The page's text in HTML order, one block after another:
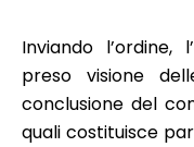
Inviando l’ordine,
preso visione
conclusione del
quali costituisce